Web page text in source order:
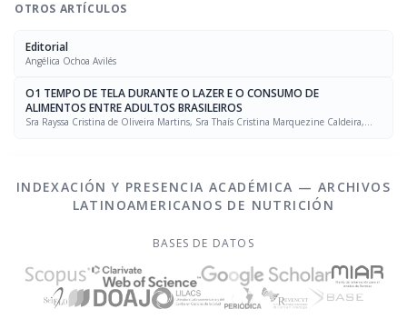
OTROS ARTÍCULOS
Editorial
Angélica Ochoa Avilés
O1 TEMPO DE TELA DURANTE O LAZER E O CONSUMO DE
ALIMENTOS ENTRE ADULTOS BRASILEIROS
Sra Rayssa Cristina de Oliveira Martins, Sra Thaís Cristina Marquezine Caldeira,
INDEXACIÓN Y PRESENCIA ACADÉMICA — ARCHIVOS
LATINOAMERICANOS DE NUTRICIÓN
BASES DE DATOS